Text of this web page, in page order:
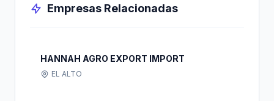
Empresas Relacionadas
HANNAH AGRO EXPORT IMPORT
EL ALTO